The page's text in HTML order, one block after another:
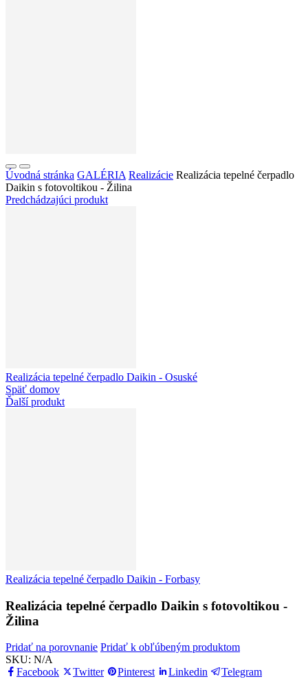
Úvodná stránka GALÉRIA Realizácie Realizácia tepelné čerpadlo
Daikin s fotovoltikou - Žilina
Predchádzajúci produkt
Realizácia tepelné čerpadlo Daikin - Osuské
Späť domov
Ďalší produkt
Realizácia tepelné čerpadlo Daikin - Forbasy
Realizácia tepelné čerpadlo Daikin s fotovoltikou -
Žilina
Pridať na porovnanie Pridať k obľúbeným produktom
SKU: N/A
Facebook
Twitter Pinterest Linkedin
Telegram